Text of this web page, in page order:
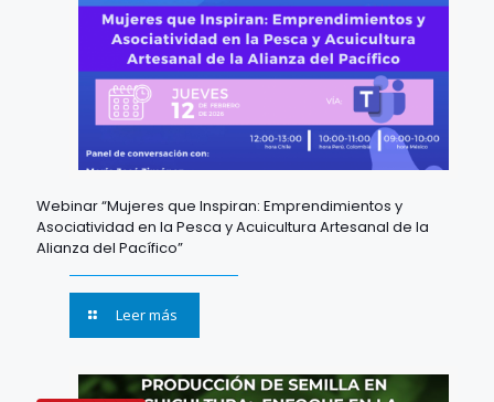
Webinar “Mujeres que Inspiran: Emprendimientos y
Asociatividad en la Pesca y Acuicultura Artesanal de la
Alianza del Pacífico”
Leer más